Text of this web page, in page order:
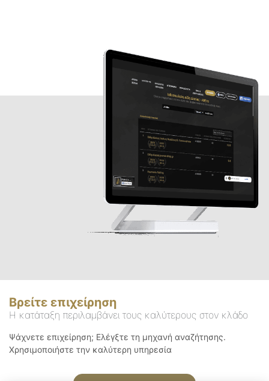
Βρείτε επιχείρηση
Η κατάταξη περιλαμβάνει τους καλύτερους στον κλάδο
Ψάχνετε επιχείρηση; Ελέγξτε τη μηχανή αναζήτησης.
Χρησιμοποιήστε την καλύτερη υπηρεσία